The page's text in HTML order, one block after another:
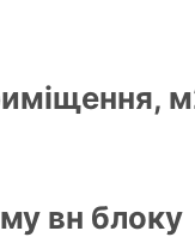
вн блоку